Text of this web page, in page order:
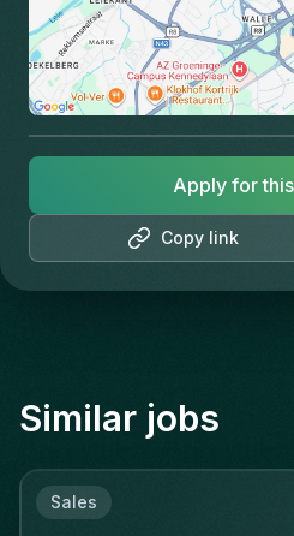
Copy link
Apply for
Similar jobs
Sales